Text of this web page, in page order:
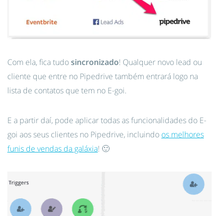
Com ela, fica tudosincronizado! Qualquer novo lead ou
cliente que entre no Pipedrive também entrará logo na
lista de contatos que tem no E-goi.
E a partir daí, pode aplicar todas as funcionalidades do E-
goi aos seus clientes no Pipedrive, incluindo os melhores
funis de vendas da galáxia! 🙂